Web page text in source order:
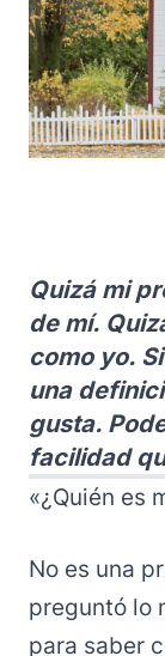
Quizá mi
de mí.
como yo.
una
gusta.
facilidad
«¿Quién es
No es una
preguntó lo
para saber